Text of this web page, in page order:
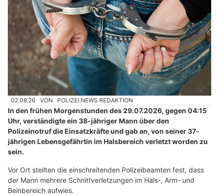
02.08.26 VON POLIZEI.NEWS REDAKTION
In den frühen Morgenstunden des 29.07.2026, gegen 04:15
Uhr, verständigte ein 38-jähriger Mann über den
Polizeinotruf die Einsatzkräfte und gab an, von seiner 37-
jährigen Lebensgefährtin im Halsbereich verletzt worden zu
sein.
Vor Ort stellten die einschreitenden Polizeibeamten fest, dass
der Mann mehrere Schnittverletzungen im Hals-, Arm- und
Beinbereich aufwies.